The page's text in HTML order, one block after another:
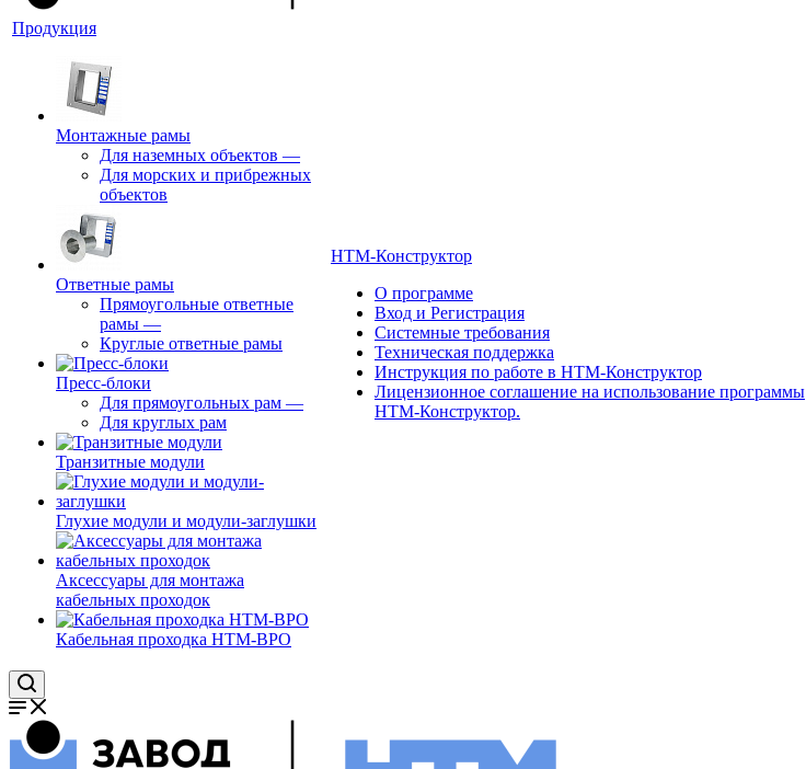
Продукция
Монтажные рамы
Для наземных объектов —
Для морских и прибрежных
объектов
Ответные рамы
Прямоугольные ответные
рамы —
Круглые ответные рамы
Пресс-блоки
Для прямоугольных рам —
Для круглых рам
Транзитные модули
Глухие модули и модули-заглушки
Аксессуары для монтажа
кабельных проходок
Кабельная проходка НТМ-ВРО
НТМ-Конструктор
О программе
Вход и Регистрация
Системные требования
Техническая поддержка
Инструкция по работе в НТМ-Конструктор
Лицензионное соглашение на использование программы
НТМ-Конструктор.